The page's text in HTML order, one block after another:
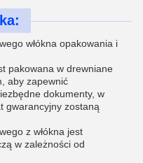
włókna opakowania i
pakowana w drewniane
aby zapewnić
dokumenty, w
gwarancyjny zostaną
z włókna jest
w zależności od